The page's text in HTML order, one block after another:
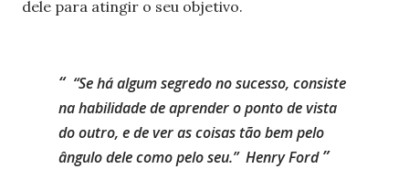
dele para atingir o seu objetivo.
“Se há algum segredo no sucesso, consiste
na habilidade de aprender o ponto de vista
do outro, e de ver as coisas tão bem pelo
ângulo dele como pelo seu.” Henry Ford